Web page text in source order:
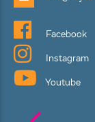
Facebook
Instagram
Youtube